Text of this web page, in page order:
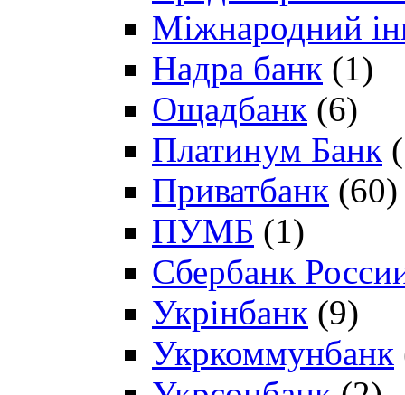
Міжнародний
Надра банк (1)
Ощадбанк (6)
Платинум Банк
Приватбанк (60)
ПУМБ (1)
Сбербанк
Укрінбанк (9)
Укркоммунбанк